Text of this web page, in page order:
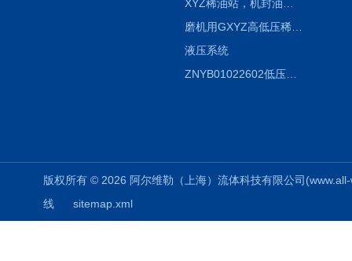
磨机用GXYZ高低压稀油站，静压油润滑系统
液压系统
ZNYB01022602低压螺杆泵
版权所有 © 2026 阿尔维勒（上海）流体科技有限公司
线
sitemap.xml